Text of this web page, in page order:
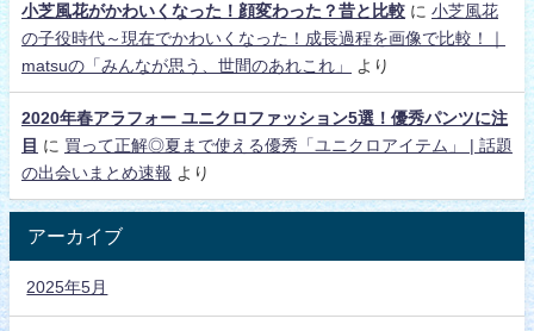
小芝風花がかわいくなった！顔変わった？昔と比較 に 小芝風花
の子役時代～現在でかわいくなった！成長過程を画像で比較！｜
matsuの「みんなが思う、世間のあれこれ」
より
2020年春アラフォー ユニクロファッション5選！優秀パンツに注
目 に 買って正解◎夏まで使える優秀「ユニクロアイテム」 | 話題
の出会いまとめ速報 より
アーカイブ
2025年5月